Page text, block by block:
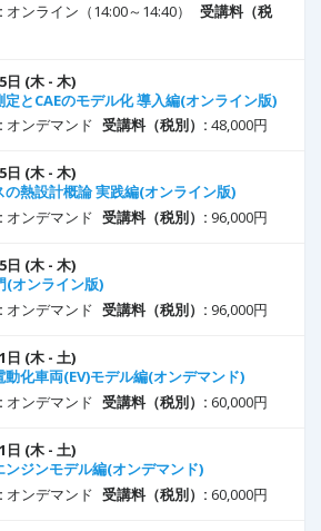
オンライン（14:00～14:40）
受講料（税
日 (木 - 木)
とCAEのモデル化 導入編(オンライン版)
オンデマンド 受講料（税別）: 48,000円
日 (木 - 木)
の熱設計概論 実践編(オンライン版)
オンデマンド 受講料（税別）: 96,000円
日 (木 - 木)
オンライン版)
オンデマンド 受講料（税別）: 96,000円
日 (木 - 土)
化車両(EV)モデル編(オンデマンド)
オンデマンド 受講料（税別）: 60,000円
日 (木 - 土)
ンジンモデル編(オンデマンド)
オンデマンド 受講料（税別）: 60,000円